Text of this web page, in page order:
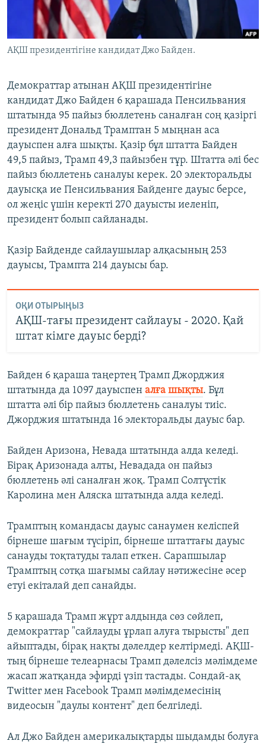
ЖАЗЫЛЫҢЫЗ
АҚШ президентігіне кандидат Джо Байден.
Демократтар атынан АҚШ президентігіне
кандидат Джо Байден 6 қарашада Пенсильвания
штатында 95 пайыз бюллетень саналған соң қазіргі
президент Дональд Трамптан 5 мыңнан аса
дауыспен алға шықты. Қазір бұл штатта Байден
49,5 пайыз, Трамп 49,3 пайызбен тұр. Штатта әлі бес
пайыз бюллетень саналуы керек. 20 электоральды
дауысқа ие Пенсильвания Байденге дауыс берсе,
ол жеңіс үшін керекті 270 дауысты иеленіп,
президент болып сайланады.
Қазір Байденде сайлаушылар алқасының 253
дауысы, Трампта 214 дауысы бар.
ОҚИ ОТЫРЫҢЫЗ
АҚШ-тағы президент сайлауы - 2020. Қай
штат кімге дауыс берді?
Байден 6 қараша таңертең Трамп Джорджия
штатында да 1097 дауыспен алға шықты. Бұл
штатта әлі бір пайыз бюллетень саналуы тиіс.
Джорджия штатында 16 электоральды дауыс бар.
Байден Аризона, Невада штатында алда келеді.
Бірақ Аризонада алты, Невадада он пайыз
бюллетень әлі саналған жоқ. Трамп Солтүстік
Каролина мен Аляска штатында алда келеді.
Трамптың командасы дауыс санаумен келіспей
бірнеше шағым түсіріп, бірнеше штаттағы дауыс
санауды тоқтатуды талап еткен. Сарапшылар
Трамптың сотқа шағымы сайлау нәтижесіне әсер
етуі екіталай деп санайды.
5 қарашада Трамп жұрт алдында сөз сөйлеп,
демократтар "сайлауды ұрлап алуға тырысты" деп
айыптады, бірақ нақты дәлелдер келтірмеді. АҚШ-
тың бірнеше телеарнасы Трамп дәлелсіз мәлімдеме
жасап жатқанда эфирді үзіп тастады. Сондай-ақ
Twitter мен Facebook Трамп мәлімдемесінің
видеосын "даулы контент" деп белгіледі.
Ал Джо Байден америкалықтарды шыдамды болуға